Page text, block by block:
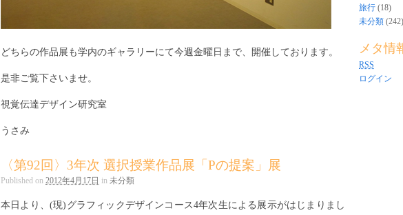
どちらの作品展も学内のギャラリーにて今週金曜日まで、開催しております。
是非ご覧下さいませ。
視覚伝達デザイン研究室
うさみ
〈第92回〉3年次 選択授業作品展「Pの提案」展
Published on 2012年4月17日 in 未分類
本日より、(現)グラフィックデザインコース4年次生による展示がはじまりまし
旅行 (18)
未分類 (242)
メタ情
RSS
ログイン